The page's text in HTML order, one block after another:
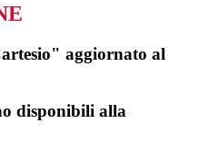
aggiornato al
disponibili alla